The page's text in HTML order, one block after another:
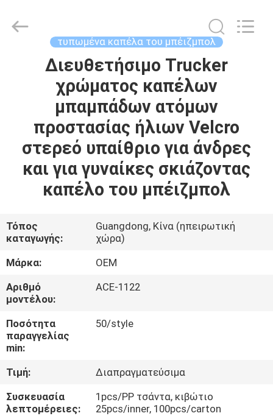
ΠΡΟΪΌΝΤΑ
ΠΕΡΊΠΟΥ
ΕΜΕΊΣ
ΓΎΡΟΣ
ΕΡΓΟΣΤΑΣΊΩΝ
ΠΟΙΟΤΙΚΌΣ
ΈΛΕΓΧΟΣ
ΜΑΣ
ΕΛΆΤΕ
ΣΕ
ΕΠΑΦΉ
ΜΕ
Manufacturing
τυπωμένα καπέλα του μπέιζμπολ
Διευθετήσιμο Trucker
χρώματος καπέλων
μπαμπάδων ατόμων
προστασίας ήλιων Velcro
στερεό υπαίθριο για άνδρες
και για γυναίκες σκιάζοντας
καπέλο του μπέιζμπολ
Τόπος
καταγωγής:
Guangdong, Κίνα (ηπειρωτική
χώρα)
Μάρκα:
OEM
Αριθμό
μοντέλου:
ACE-1122
Ποσότητα
παραγγελίας
min:
50/style
Τιμή:
Διαπραγματεύσιμα
Συσκευασία
λεπτομέρειες:
1pcs/PP τσάντα, κιβώτιο
25pcs/inner, 100pcs/carton